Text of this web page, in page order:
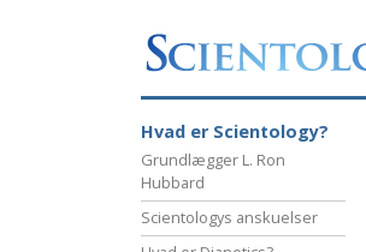
Hvad er Scientology?
Grundlægger L. Ron
Hubbard
Scientologys anskuelser